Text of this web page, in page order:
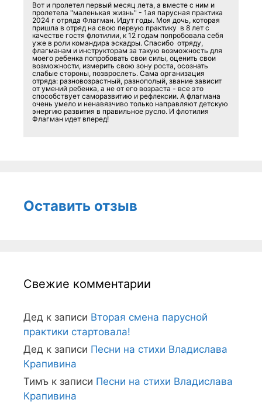
Вот и пролетел первый месяц лета, а вместе с ним и
пролетела "маленькая жизнь" - 1ая парусная практика
2024 г отряда Флагман. Идут годы. Моя дочь, которая
пришла в отряд на свою первую практику в 8 лет с
качестве гостя флотилии, к 12 годам попробовала себя
уже в роли командира эскадры. Спасибо отряду,
флагманам и инструкторам за такую возможность для
моего ребенка попробовать свои силы, оценить свои
возможности, измерить свою зону роста, осознать
слабые стороны, позврослеть. Сама организация
отряда: разновозрастный, разнополый, звание зависит
от умений ребенка, а не от его возраста - все это
способствует саморазвитию и рефлексии. А флагмана
очень умело и ненавязчиво только направляют детскую
энергию развития в правильное русло. И флотилия
Флагман идет вперед!
Оставить отзыв
Свежие комментарии
Дед к записи Вторая смена парусной
практики стартовала!
Дед к записи Песни на стихи Владислава
Крапивина
Тимъ к записи Песни на стихи Владислава
Крапивина